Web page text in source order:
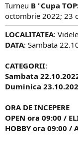
Turneu B "Cupa
octombrie 2022; 23
LOCALITATEA:
DATA: Sambata
CATEGORII:
Sambata 22.10
Duminica 23.10
ORA DE INCEPERE
OPEN ora 09:00 /
HOBBY ora 09:00 /